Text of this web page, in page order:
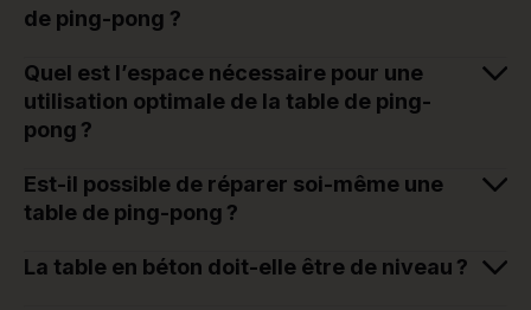
de ping-pong ?
Quel est l’espace nécessaire pour une
utilisation optimale de la table de ping-
pong ?
Est-il possible de réparer soi-même une
table de ping-pong ?
La table en béton doit-elle être de niveau ?